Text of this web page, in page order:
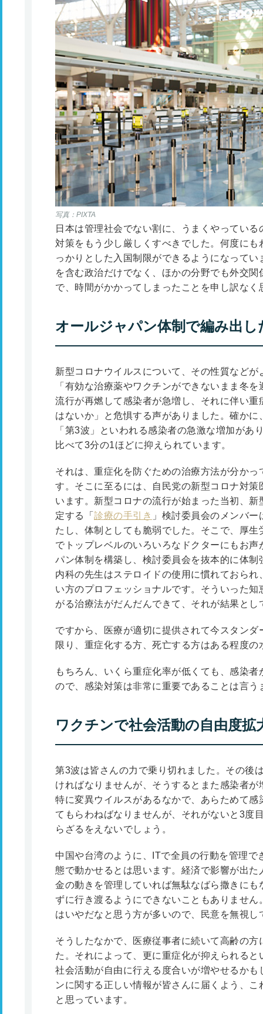
写真：PIXTA
日本は管理社会でない割に、うまくやってい
対策をもう少し厳しくすべきでした。何度に
っかりとした入国制限ができるようになって
を含む政治だけでなく、ほかの分野でも外交
で、時間がかかってしまったことを申し訳なく
オールジャパン体制で編み出し
新型コロナウイルスについて、その性質など
「有効な治療薬やワクチンができないまま冬
流行が再燃して感染者が急増し、それに伴い
はないか」と危惧する声がありました。確か
「第3波」といわれる感染者の急激な増加があ
比べて3分の1ほどに抑えられています。
それは、重症化を防ぐための治療方法が分か
す。そこに至るには、自民党の新型コロナ対
います。新型コロナの流行が始まった当初、
定する「 診療の手引き 」検討委員会のメンバ
たし、体制としても脆弱でした。そこで、厚
でトップレベルのいろいろなドクターにもお
パン体制を構築し、検討委員会を抜本的に体
内科の先生はステロイドの使用に慣れておら
い方のプロフェッショナルです。そういった
がる治療法がだんだんできて、それが結果と
ですから、医療が適切に提供されて今スタン
限り、重症化する方、死亡する方はある程度
もちろん、いくら重症化率が低くても、感染
ので、感染対策は非常に重要であることは言う
ワクチンで社会活動の自由度拡
第3波は皆さんの力で乗り切れました。その後
ければなりませんが、そうするとまた感染者
特に変異ウイルスがあるなかで、あらためて
てもらわねばなりませんが、それがないと3度
らざるをえないでしょう。
中国や台湾のように、ITで全員の行動を管理
態で動かせるとは思います。経済で影響が出
金の動きを管理していれば無駄なばら撒きに
ずに行き渡るようにできないこともありませ
はいやだなと思う方が多いので、民意を無視
そうしたなかで、医療従事者に続いて高齢の
た。それによって、更に重症化が抑えられる
社会活動が自由に行える度合いが増やせるか
ンに関する正しい情報が皆さんに届くよう、
と思っています。